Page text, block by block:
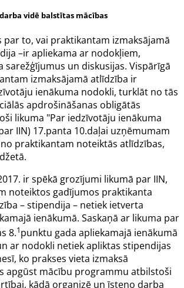
vidē balstītas mācības
par to, vai praktikantam izmaksājamā
–ir apliekama ar nodokļiem,
sarežģījumus un diskusijas. Vispārīgā
izmaksājamā atlīdzība ir
ienākuma nodokli, turklāt no tās
apdrošināšanas obligātās
likuma "Par iedzīvotāju ienākuma
IIN) 17.panta 10.daļai uzņēmumam
praktikantam noteiktās atlīdzības,
ir spēkā grozījumi likumā par IIN,
noteiktos gadījumos praktikanta
– stipendija – netiek ietverta
ienākumā. Saskaņā ar likuma par
8.1punktu gada apliekamajā ienākumā
ar nodokli netiek apliktas stipendijas
ko prakses vieta izmaksā
apgūst mācību programmu atbilstoši
kādā organizē un īsteno darba